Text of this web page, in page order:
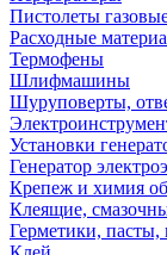
Пистолеты
Расходные
Термофены
Шлифмашины
Шуруповерты,
Установки
Генератор
Крепеж и химия
Клеящие,
Герметики, пасты,